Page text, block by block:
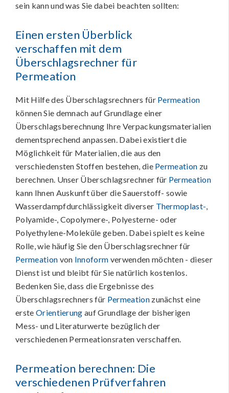
sein kann und was Sie dabei beachten sollten:
Einen ersten Überblick
verschaffen mit dem
Überschlagsrechner für
Permeation
Mit Hilfe des Überschlagsrechners für Permeation
können Sie demnach auf Grundlage einer
Überschlagsberechnung Ihre Verpackungsmaterialien
dementsprechend anpassen. Dabei existiert die
Möglichkeit für Materialien, die aus den
verschiedensten Stoffen bestehen, die Permeation zu
berechnen. Unser Überschlagsrechner für Permeation
kann Ihnen Auskunft über die Sauerstoff- sowie
Wasserdampfdurchlässigkeit diverser Thermoplast-,
Polyamide-, Copolymere-, Polyesterne- oder
Polyethylene-Moleküle geben. Dabei spielt es keine
Rolle, wie häufig Sie den Überschlagsrechner für
Permeation von Innoform verwenden möchten - dieser
Dienst ist und bleibt für Sie natürlich kostenlos.
Bedenken Sie, dass die Ergebnisse des
Überschlagsrechners für Permeationzunächst eine
erste Orientierung auf Grundlage der bisherigen
Mess- und Literaturwerte bezüglich der
verschiedenen Permeationsraten verschaffen.
Permeation berechnen: Die
verschiedenen Prüfverfahren